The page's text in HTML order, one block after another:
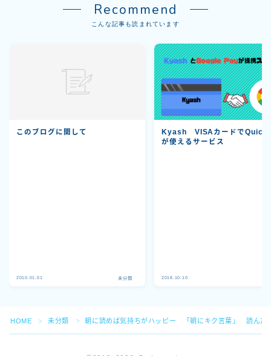
Follow Me
Recommend
こんな記事も読まれています
このブログに関して
2010.01.01 未分類
Kyash VISAカードで
が使えるサービス
2018.10.10
HOME ＞ 未分類 ＞ 朝に読めば気持ちがハッピー 「朝にキク言葉」 読んだ